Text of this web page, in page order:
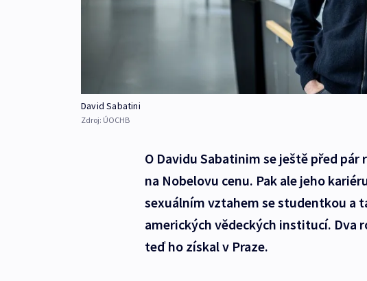
David Sabatini
Zdroj: ÚOCHB
O Davidu Sabatinim se ještě před
na Nobelovu cenu. Pak ale jeho
sexuálním vztahem se studentkou a
amerických vědeckých institucí. Dva
teď ho získal v Praze.